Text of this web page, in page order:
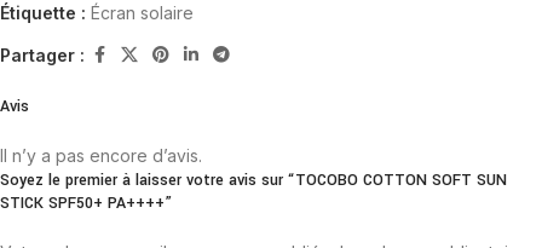
Étiquette : Écran solaire
Partager :
Avis
Il n’y a pas encore d’avis.
Soyez le premier à laisser votre avis sur “TOCOBO COTTON SOFT SUN
STICK SPF50+ PA++++”